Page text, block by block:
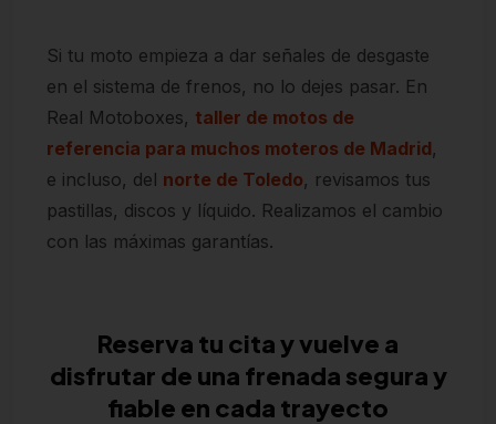
Si tu moto empieza a dar señales de desgaste
en el sistema de frenos, no lo dejes pasar. En
Real Motoboxes, taller de motos de
referencia para muchos moteros de Madrid,
e incluso, del norte de Toledo, revisamos tus
pastillas, discos y líquido. Realizamos el cambio
con las máximas garantías.
Reserva tu cita y vuelve a
disfrutar de una frenada segura y
fiable en cada trayecto